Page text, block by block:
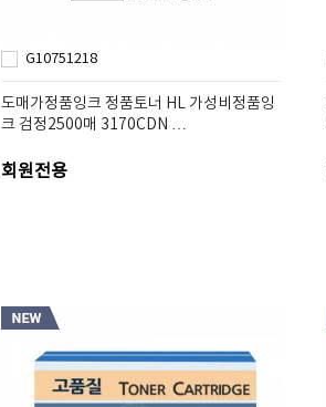
G10751218
도매가정품잉크 정품토너 HL 가성비정품잉
크 검정2500매 3170CDN …
회원전용